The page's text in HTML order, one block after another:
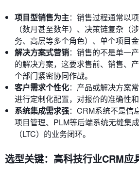
项目型销售为主：销售过程通常以
（数月甚至数年）、决策链复杂（
务、高层等多个角色）、单个项目金
解决方案式营销：销售的不是单一
的解决方案，这要求售前、销售、
个部门紧密协同作战。
客户需求个性化：产品或解决方案
进行定制化配置，对报价的准确性和
系统集成需求强：CRM系统不是信
项目管理、PLM等后端系统无缝集
（LTC）的业务闭环。
选型关键：高科技行业CRM应